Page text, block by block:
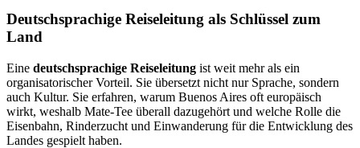
Deutschsprachige Reiseleitung als Schlüssel zum
Land
Eine deutschsprachige Reiseleitung ist weit mehr als ein
organisatorischer Vorteil. Sie übersetzt nicht nur Sprache, sondern
auch Kultur. Sie erfahren, warum Buenos Aires oft europäisch
wirkt, weshalb Mate-Tee überall dazugehört und welche Rolle die
Eisenbahn, Rinderzucht und Einwanderung für die Entwicklung des
Landes gespielt haben.